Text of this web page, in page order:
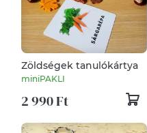
Zöldségek tanulókártya
miniPAKLI
2 990 Ft